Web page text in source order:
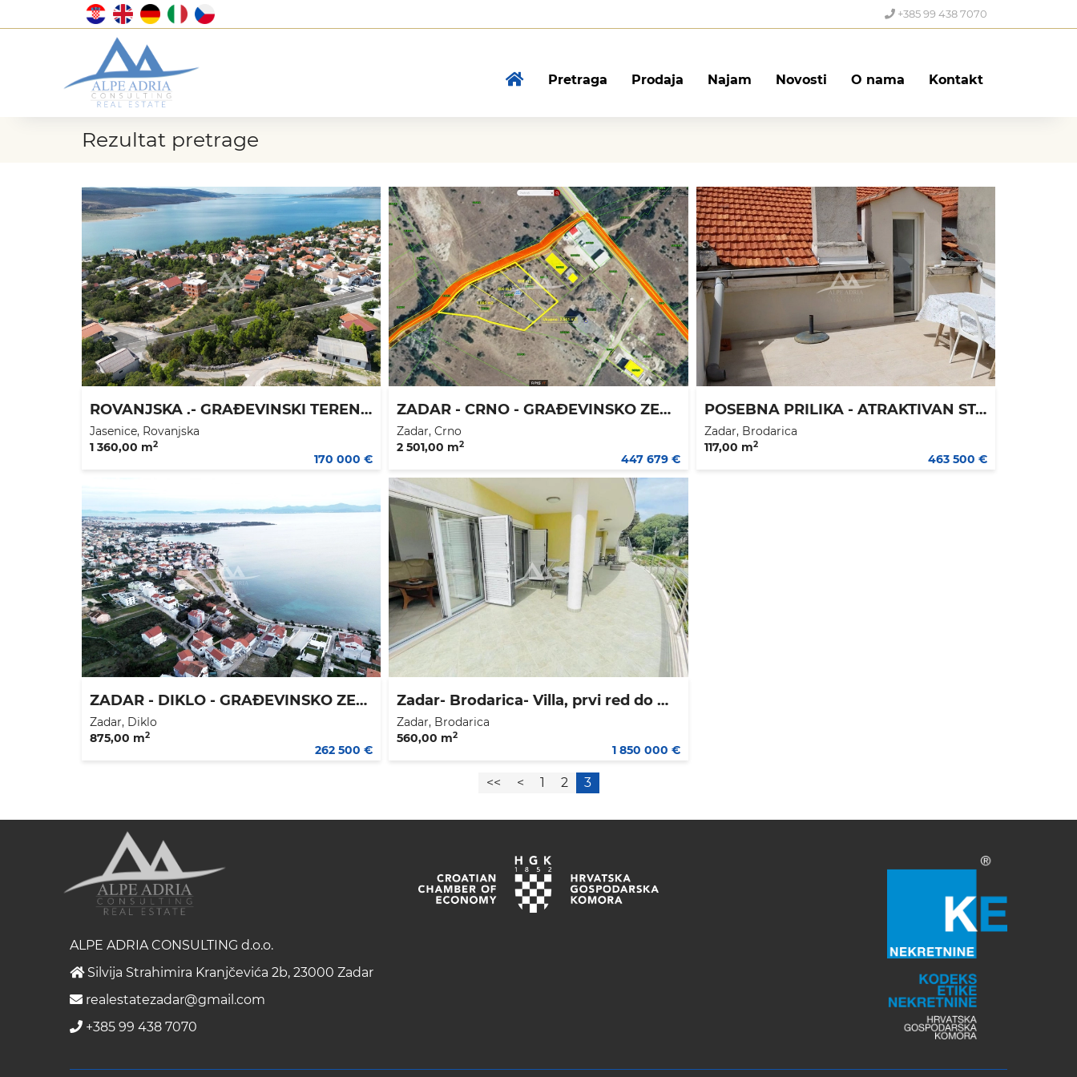
+385 99 438 7070
Pretraga Prodaja Najam Novosti O nama Kontakt
Rezultat pretrage
ROVANJSKA .- GRAĐEVINSKI TEREN POVRŠINE 1360 M2 - 170.000 €
Jasenice, Rovanjska
1 360,00 m2
170 000 €
ZADAR - CRNO - GRAĐEVINSKO ZEMLJIŠTE 2.501 M2 - 179 €/M2
Zadar, Crno
2 501,00 m2
447 679 €
POSEBNA PRILIKA - ATRAKTIVAN STAN NA ELITNOJ LOKACIJI - 117,13 M2 - CIJENA 463.500 €
Zadar, Brodarica
117,00 m2
463 500 €
ZADAR - DIKLO - GRAĐEVINSKO ZEMLJIŠTE 875 M2 - 150 M DO PLAŽE - 262.500 €
Zadar, Diklo
875,00 m2
262 500 €
Zadar- Brodarica- Villa, prvi red do mora!
Zadar, Brodarica
560,00 m2
1 850 000 €
<< < 1 2 3
ALPE ADRIA CONSULTING d.o.o.
Silvija Strahimira Kranjčevića 2b, 23000 Zadar
realestatezadar@gmail.com
+385 99 438 7070